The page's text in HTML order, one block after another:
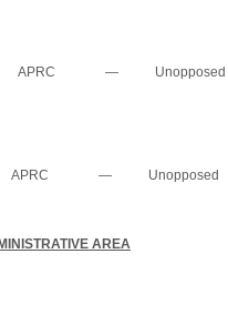
APRC — Unopposed
APRC — Unopposed
AREA